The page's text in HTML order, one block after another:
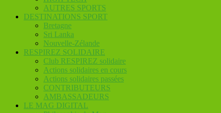
AUTRES SPORTS
DESTINATIONS SPORT
Bretagne
Sri Lanka
Nouvelle-Zélande
RESPIREZ SOLIDAIRE
Club RESPIREZ solidaire
Actions solidaires en cours
Actions solidaires passées
CONTRIBUTEURS
AMBASSADEURS
LE MAG DIGITAL